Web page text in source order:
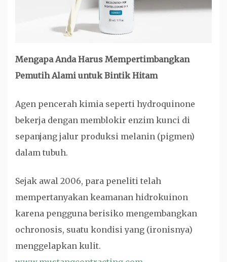
Mengapa Anda Harus Mempertimbangkan
Pemutih Alami untuk Bintik Hitam
Agen pencerah kimia seperti hydroquinone
bekerja dengan memblokir enzim kunci di
sepanjang jalur produksi melanin (pigmen)
dalam tubuh.
Sejak awal 2006, para peneliti telah
mempertanyakan keamanan hidrokuinon
karena pengguna berisiko mengembangkan
ochronosis, suatu kondisi yang (ironisnya)
menggelapkan kulit.